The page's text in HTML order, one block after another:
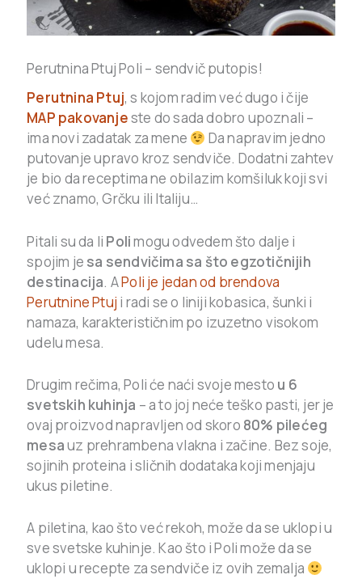
Perutnina Ptuj Poli – sendvič putopis!
Perutnina Ptuj, s kojom radim već dugo i čije
MAP pakovanjeste do sada dobro upoznali –
ima novi zadatak za mene
Da napravim jedno
putovanje upravo kroz sendviče. Dodatni zahtev
je bio da receptima ne obilazim komšiluk koji svi
već znamo, Grčku ili Italiju…
Pitali su da li Polimogu odvedem što dalje i
spojim je sa sendvičima sa što egzotičnijih
destinacija. APoli je jedan od brendova
Perutnine Ptuj i radi se o liniji kobasica, šunki i
namaza, karakterističnim po izuzetno visokom
udelu mesa.
Drugim rečima, Poli će naći svoje mesto u 6
svetskih kuhinja – a to joj neće teško pasti, jer je
ovaj proizvod napravljen od skoro 80% pilećeg
mesauz prehrambena vlakna i začine. Bez soje,
sojinih proteina i sličnih dodataka koji menjaju
ukus piletine.
A piletina, kao što već rekoh, može da se uklopi u
sve svetske kuhinje. Kao što i Poli može da se
uklopi u recepte za sendviče iz ovih zemalja